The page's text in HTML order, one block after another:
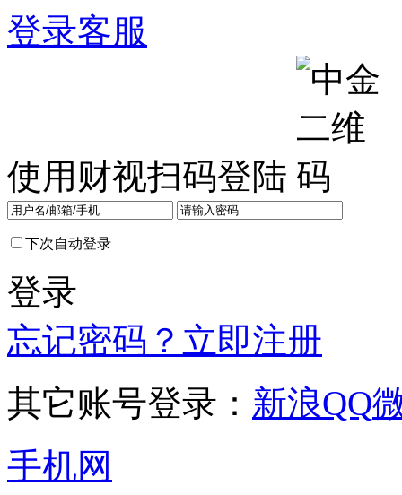
登录客服
使用财视扫码登陆
下次自动登录
登录
忘记密码？ 立即注册
其它账号登录： 新浪QQ
手机网